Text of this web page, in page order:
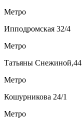
Метро
Ипподромская 32/4
Метро
Татьяны Снежиной,44
Метро
Кошурникова 24/1
Метро